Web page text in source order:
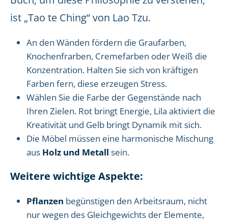
ist „Tao te Ching“ von Lao Tzu.
An den Wänden fördern die Graufarben,
Knochenfrarben, Cremefarben oder Weiß die
Konzentration. Halten Sie sich von kräftigen
Farben fern, diese erzeugen Stress.
Wählen Sie die Farbe der Gegenstände nach
Ihren Zielen. Rot bringt Energie, Lila aktiviert die
Kreativität und Gelb bringt Dynamik mit sich.
Die Möbel müssen eine harmonische Mischung
aus Holz und Metall sein.
Weitere wichtige Aspekte:
Pflanzen begünstigen den Arbeitsraum, nicht
nur wegen des Gleichgewichts der Elemente,